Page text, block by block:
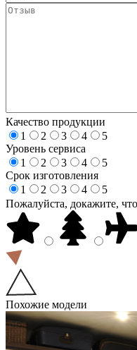
Качество продукции
1
2 3 4
5
Уровень сервиса
1
2 3 4
5
Срок изготовления
1
2 3 4
5
Пожалуйста, докажите,
Похожие модели